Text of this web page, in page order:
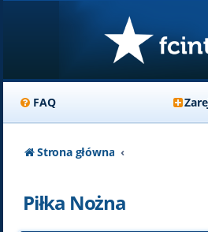
FAQ
Strona główna
Piłka Nożna